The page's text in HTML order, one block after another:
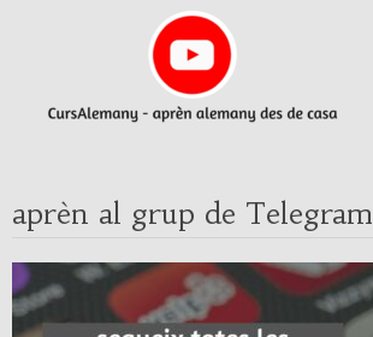
aprèn al grup de Telegram